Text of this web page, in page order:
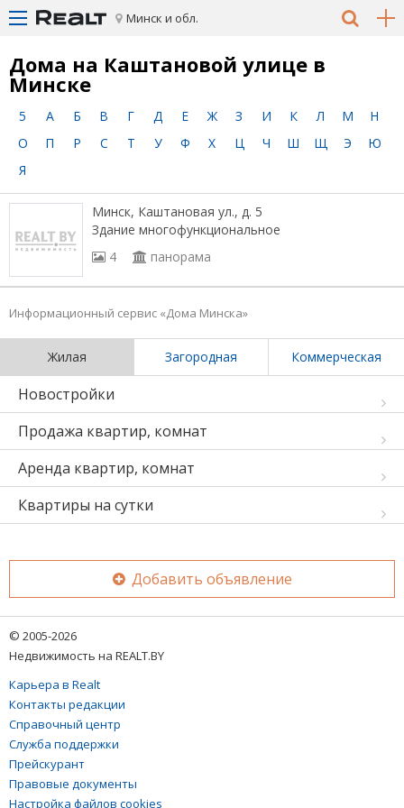
Минск и обл.
Дома на Каштановой улице в
Минске
5 А Б В Г Д Е Ж З И К Л М
Н
О
П Р С Т У Ф Х Ц Ч Ш Щ Э
Ю
Я
Минск, Каштановая ул., д. 5
Здание многофункциональное
4
панорама
Информационный сервис «Дома Минска»
Жилая Загородная Коммерческая
Новостройки
Продажа квартир, комнат
Аренда квартир, комнат
Квартиры на сутки
Добавить объявление
© 2005-2026
Недвижимость на REALT.BY
Карьера в Realt
Контакты редакции
Справочный центр
Служба поддержки
Прейскурант
Правовые документы
Настройка файлов cookies